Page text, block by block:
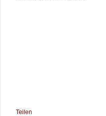
Teilen